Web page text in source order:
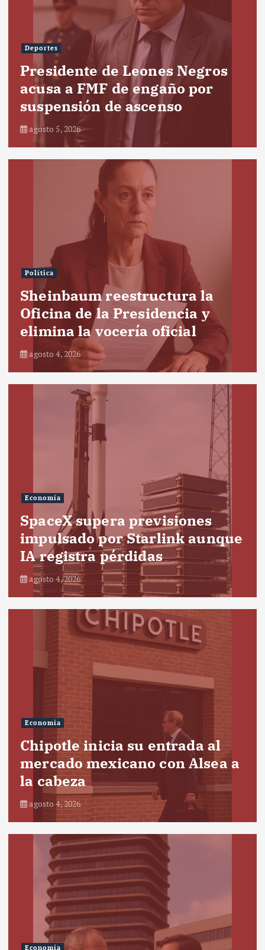
Deportes
Presidente de Leones Negros
acusa a FMF de engaño por
suspensión de ascenso
agosto 5, 2026
Política
Sheinbaum reestructura la
Oficina de la Presidencia y
elimina la vocería oficial
agosto 4, 2026
Economía
SpaceX supera previsiones
impulsado por Starlink aunque
IA registra pérdidas
agosto 4, 2026
Economía
Chipotle inicia su entrada al
mercado mexicano con Alsea a
la cabeza
agosto 4, 2026
Economía